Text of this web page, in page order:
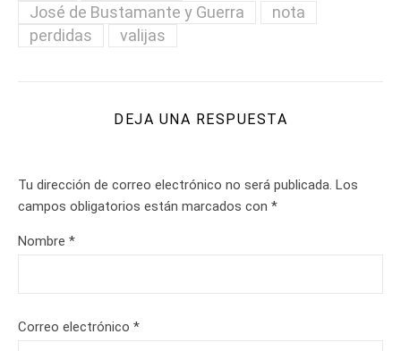
José de Bustamante y Guerra
nota
perdidas
valijas
DEJA UNA RESPUESTA
Tu dirección de correo electrónico no será publicada. Los
campos obligatorios están marcados con *
Nombre *
Correo electrónico *